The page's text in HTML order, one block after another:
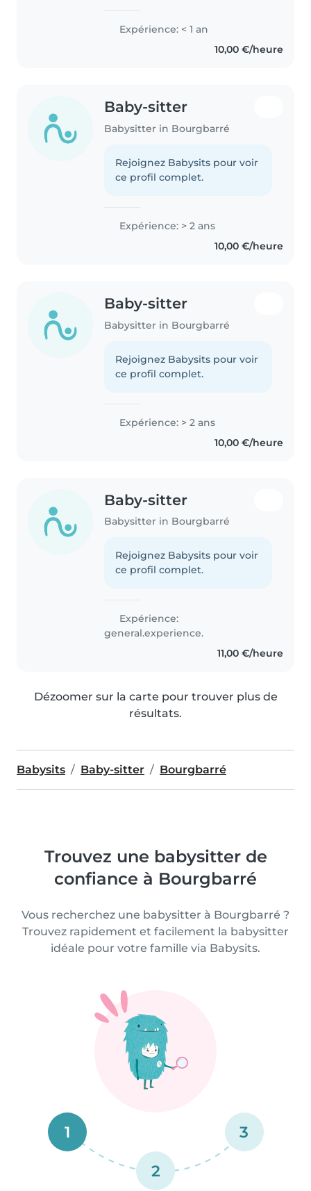
responsable 😊 J'ai déjà de
l'expérience avec les enfants,
notamment avec mon petit frère
Expérience: < 1 an
10,00 €/heure
Baby-sitter
Babysitter in Bourgbarré
Rejoignez Babysits pour voir
ce profil complet.
Expérience: > 2 ans
10,00 €/heure
Baby-sitter
Babysitter in Bourgbarré
Rejoignez Babysits pour voir
ce profil complet.
Expérience: > 2 ans
10,00 €/heure
Baby-sitter
Babysitter in Bourgbarré
Rejoignez Babysits pour voir
ce profil complet.
Expérience:
general.experience.
11,00 €/heure
Dézoomer sur la carte pour trouver plus de
résultats.
Babysits Baby-sitter Bourgbarré
Trouvez une babysitter de
confiance à Bourgbarré
Vous recherchez une babysitter à Bourgbarré ?
Trouvez rapidement et facilement la babysitter
idéale pour votre famille via Babysits.
1
2
3